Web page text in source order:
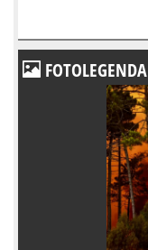
FOTOLEGENDA